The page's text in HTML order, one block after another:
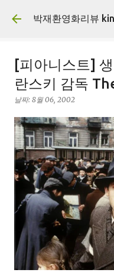
박재환영화리뷰
[피아니스트]
란스키 감독
날짜: 8월 06, 2002